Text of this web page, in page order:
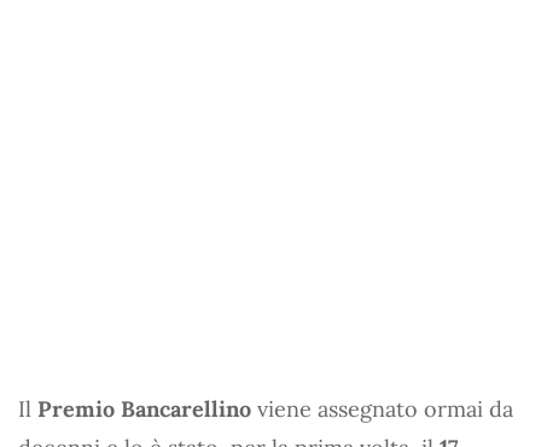
Il Premio Bancarellino viene assegnato ormai da